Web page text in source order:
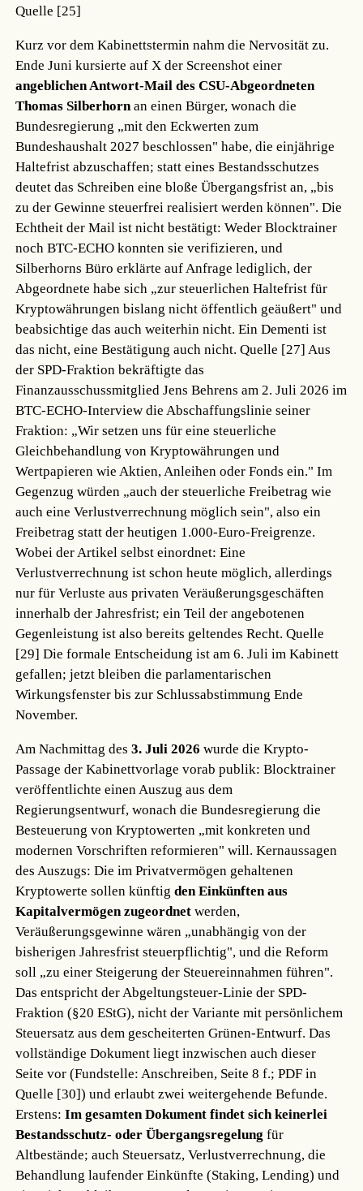
Quelle [25]
Kurz vor dem Kabinettstermin nahm die Nervosität zu.
Ende Juni kursierte auf X der Screenshot einer
angeblichen Antwort-Mail des CSU-Abgeordneten
Thomas Silberhornan einen Bürger, wonach die
Bundesregierung „mit den Eckwerten zum
Bundeshaushalt 2027 beschlossen" habe, die einjährige
Haltefrist abzuschaffen; statt eines Bestandsschutzes
deutet das Schreiben eine bloße Übergangsfrist an, „bis
zu der Gewinne steuerfrei realisiert werden können". Die
Echtheit der Mail ist nicht bestätigt: Weder Blocktrainer
noch BTC-ECHO konnten sie verifizieren, und
Silberhorns Büro erklärte auf Anfrage lediglich, der
Abgeordnete habe sich „zur steuerlichen Haltefrist für
Kryptowährungen bislang nicht öffentlich geäußert" und
beabsichtige das auch weiterhin nicht. Ein Dementi ist
das nicht, eine Bestätigung auch nicht.Quelle [27] Aus
der SPD-Fraktion bekräftigte das
Finanzausschussmitglied Jens Behrens am 2. Juli 2026 im
BTC-ECHO-Interview die Abschaffungslinie seiner
Fraktion: „Wir setzen uns für eine steuerliche
Gleichbehandlung von Kryptowährungen und
Wertpapieren wie Aktien, Anleihen oder Fonds ein." Im
Gegenzug würden „auch der steuerliche Freibetrag wie
auch eine Verlustverrechnung möglich sein", also ein
Freibetrag statt der heutigen 1.000-Euro-Freigrenze.
Wobei der Artikel selbst einordnet: Eine
Verlustverrechnung ist schon heute möglich, allerdings
nur für Verluste aus privaten Veräußerungsgeschäften
innerhalb der Jahresfrist; ein Teil der angebotenen
Gegenleistung ist also bereits geltendes Recht.Quelle
[29] Die formale Entscheidung ist am 6. Juli im Kabinett
gefallen; jetzt bleiben die parlamentarischen
Wirkungsfenster bis zur Schlussabstimmung Ende
November.
Am Nachmittag des3. Juli 2026 wurde die Krypto-
Passage der Kabinettvorlage vorab publik: Blocktrainer
veröffentlichte einen Auszug aus dem
Regierungsentwurf, wonach die Bundesregierung die
Besteuerung von Kryptowerten „mit konkreten und
modernen Vorschriften reformieren" will. Kernaussagen
des Auszugs: Die im Privatvermögen gehaltenen
Kryptowerte sollen künftigden Einkünften aus
Kapitalvermögen zugeordnet werden,
Veräußerungsgewinne wären „unabhängig von der
bisherigen Jahresfrist steuerpflichtig", und die Reform
soll „zu einer Steigerung der Steuereinnahmen führen".
Das entspricht der Abgeltungsteuer-Linie der SPD-
Fraktion (§20 EStG), nicht der Variante mit persönlichem
Steuersatz aus dem gescheiterten Grünen-Entwurf. Das
vollständige Dokument liegt inzwischen auch dieser
Seite vor (Fundstelle: Anschreiben, Seite 8 f.; PDF in
Quelle [30]) und erlaubt zwei weitergehende Befunde.
Erstens:Im gesamten Dokument findet sich keinerlei
Bestandsschutz- oder Übergangsregelung für
Altbestände; auch Steuersatz, Verlustverrechnung, die
Behandlung laufender Einkünfte (Staking, Lending) und